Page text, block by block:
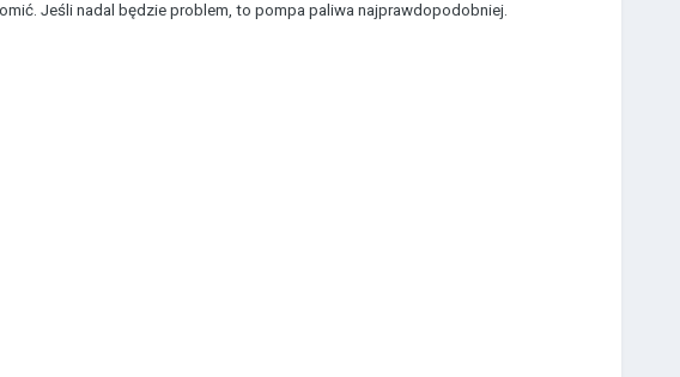
Jeśli nadal będzie problem, to pompa paliwa najprawdopodobniej.